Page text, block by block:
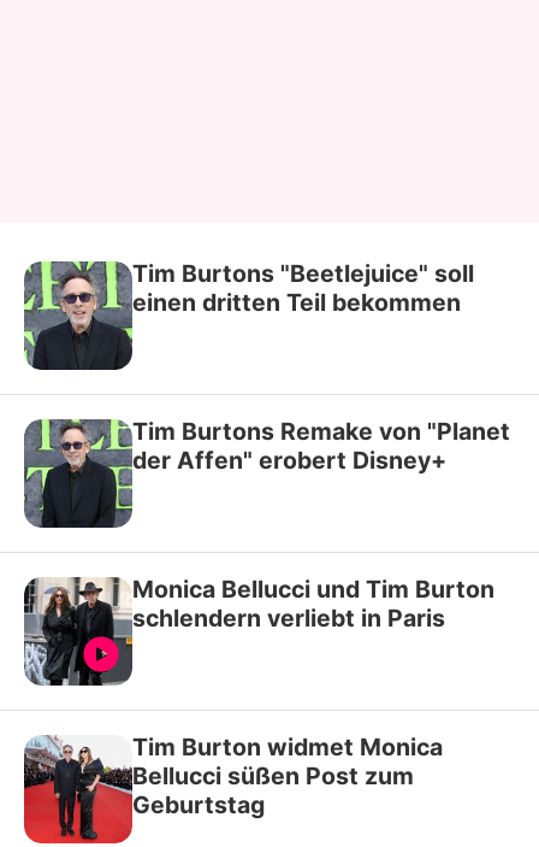
Tim Burtons "Beetlejuice" soll
einen dritten Teil bekommen
Tim Burtons Remake von "Planet
der Affen" erobert Disney+
Monica Bellucci und Tim Burton
schlendern verliebt in Paris
Tim Burton widmet Monica
Bellucci süßen Post zum
Geburtstag